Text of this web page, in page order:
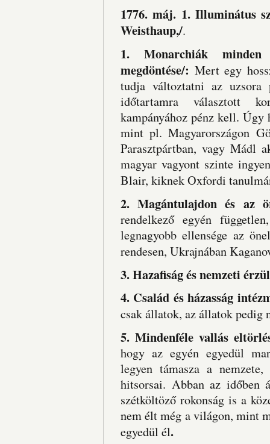
1776. máj. 1. Illuminátus
Weisthaup,/.
1. Monarchiák minden
megdöntése/: Mert egy
tudja változtatni az
időtartamra választott
kampányához pénz kell. Úgy
mint pl. Magyarországon
Parasztpártban, vagy Mádl
magyar vagyont szinte
Blair, kiknek Oxfordi
2. Magántulajdon és az
rendelkező egyén
legnagyobb ellensége az
rendesen, Ukrajnában
3. Hazafiság és nemzeti
4. Család és házasság
csak állatok, az állatok pedig
5. Mindenféle vallás
hogy az egyén egyedül
legyen támasza a
hitsorsai. Abban az időben
szétköltöző rokonság is a
nem élt még a világon, mint
egyedül él.